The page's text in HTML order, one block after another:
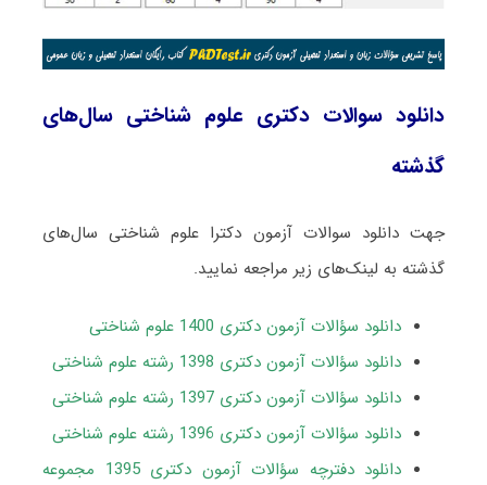
دانلود سوالات دکتری علوم شناختی سال‌های
گذشته
جهت دانلود سوالات آزمون دکترا علوم شناختی سال‌های
گذشته به لینک‌های زیر مراجعه نمایید.
دانلود سؤالات آزمون دکتری 1400 علوم شناختی
دانلود سؤالات آزمون دکتری 1398 رشته علوم شناختی
دانلود سؤالات آزمون دکتری 1397 رشته علوم شناختی
دانلود سؤالات آزمون دکتری 1396 رشته علوم شناختی
دانلود دفترچه سؤالات آزمون دکتری 1395 مجموعه